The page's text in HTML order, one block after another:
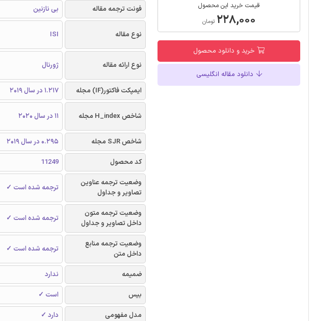
قیمت خرید این محصول
۲۲۸,۰۰۰ تومان
خرید و دانلود محصول
دانلود مقاله انگلیسی
فونت ترجمه مقاله
بی نازنین
نوع مقاله ISI
نوع ارائه مقاله ژورنال
ایمپکت فاکتور(IF) مجله
1.217 در سال 2019
شاخص H_index مجله 11 در سال 2020
شاخص SJR مجله 0.295 در سال 2019
کد محصول
11249
وضعیت ترجمه عناوین
تصاویر و جداول
ترجمه شده است ✓
وضعیت ترجمه متون
داخل تصاویر و جداول
ترجمه شده است ✓
وضعیت ترجمه منابع
داخل متن
ترجمه شده است ✓
ضمیمه
ندارد
بیس
است ✓
مدل مفهومی
دارد ✓